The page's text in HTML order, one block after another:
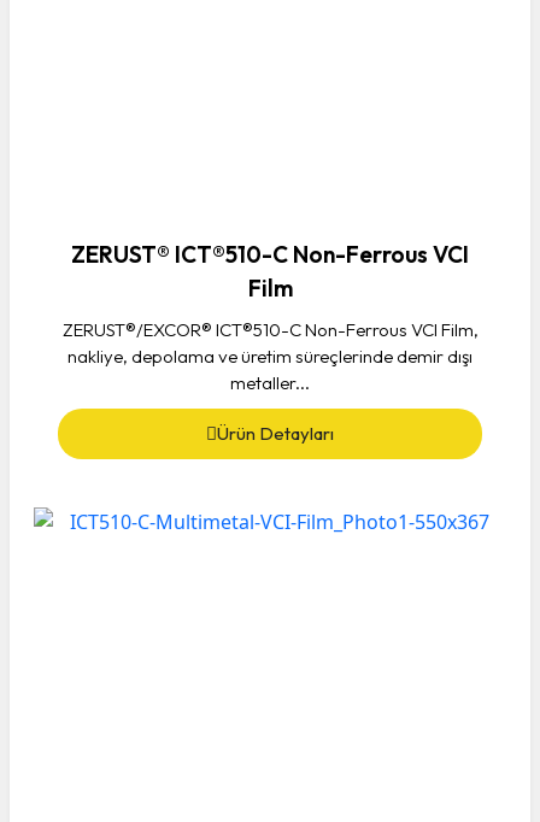
ZERUST® ICT®510-C Non-Ferrous VCI
Film
ZERUST®/EXCOR® ICT®510-C Non-Ferrous VCI Film,
nakliye, depolama ve üretim süreçlerinde demir dışı
metaller...
Ürün Detayları